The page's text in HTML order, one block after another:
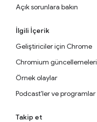
Açık sorunlara bakın
İlgili İçerik
Geliştiriciler için Chrome
Chromium güncellemeleri
Örnek olaylar
Podcast'ler ve programlar
Takip et